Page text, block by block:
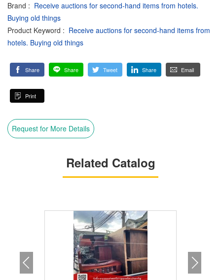
Brand : Receive auctions for second-hand items from hotels.
Buying old things
Product Keyword : Receive auctions for second-hand items from
hotels. Buying old things
Share Share Tweet Share Email
Print
Request for More Details
Related Catalog